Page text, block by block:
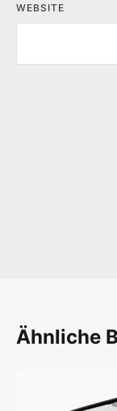
WEBSITE
Ähnliche